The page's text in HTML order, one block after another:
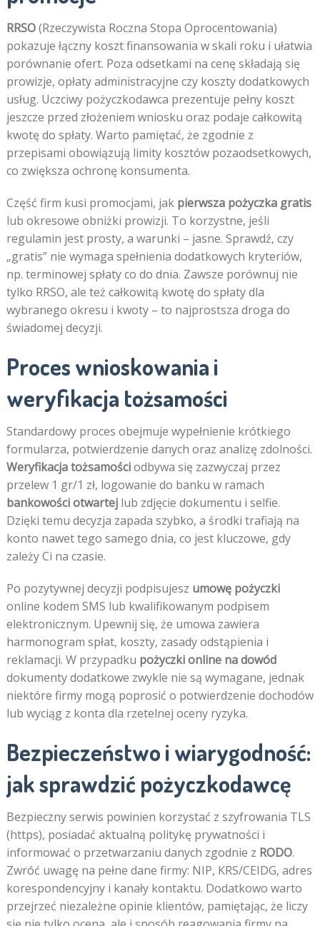
RRSO(Rzeczywista Roczna Stopa Oprocentowania)
pokazuje łączny koszt finansowania w skali roku i ułatwia
porównanie ofert. Poza odsetkami na cenę składają się
prowizje, opłaty administracyjne czy koszty dodatkowych
usług. Uczciwy pożyczkodawca prezentuje pełny koszt
jeszcze przed złożeniem wniosku oraz podaje całkowitą
kwotę do spłaty. Warto pamiętać, że zgodnie z
przepisami obowiązują limity kosztów pozaodsetkowych,
co zwiększa ochronę konsumenta.
Część firm kusi promocjami, jak pierwsza pożyczka gratis
lub okresowe obniżki prowizji. To korzystne, jeśli
regulamin jest prosty, a warunki – jasne. Sprawdź, czy
„gratis” nie wymaga spełnienia dodatkowych kryteriów,
np. terminowej spłaty co do dnia. Zawsze porównuj nie
tylko RRSO, ale też całkowitą kwotę do spłaty dla
wybranego okresu i kwoty – to najprostsza droga do
świadomej decyzji.
Proces wnioskowania i
weryfikacja tożsamości
Standardowy proces obejmuje wypełnienie krótkiego
formularza, potwierdzenie danych oraz analizę zdolności.
Weryfikacja tożsamościodbywa się zazwyczaj przez
przelew 1 gr/1 zł, logowanie do banku w ramach
bankowości otwartejlub zdjęcie dokumentu i selfie.
Dzięki temu decyzja zapada szybko, a środki trafiają na
konto nawet tego samego dnia, co jest kluczowe, gdy
zależy Ci na czasie.
Po pozytywnej decyzji podpisujesz umowę pożyczki
online kodem SMS lub kwalifikowanym podpisem
elektronicznym. Upewnij się, że umowa zawiera
harmonogram spłat, koszty, zasady odstąpienia i
reklamacji. W przypadku pożyczki online na dowód
dokumenty dodatkowe zwykle nie są wymagane, jednak
niektóre firmy mogą poprosić o potwierdzenie dochodów
lub wyciąg z konta dla rzetelnej oceny ryzyka.
Bezpieczeństwo i wiarygodność:
jak sprawdzić pożyczkodawcę
Bezpieczny serwis powinien korzystać z szyfrowania TLS
(https), posiadać aktualną politykę prywatności i
informować o przetwarzaniu danych zgodnie z RODO.
Zwróć uwagę na pełne dane firmy: NIP, KRS/CEIDG, adres
korespondencyjny i kanały kontaktu. Dodatkowo warto
przejrzeć niezależne opinie klientów, pamiętając, że liczy